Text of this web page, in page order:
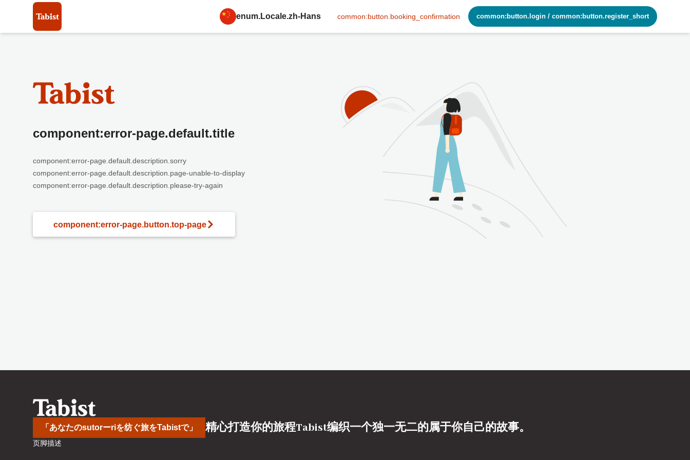
enum.Locale.zh-Hans common:button.booking_confirmation common:button.login / common:button.register_short
component:error-page.default.title
component:error-page.default.description.sorry
component:error-page.default.description.page-unable-to-display
component:error-page.default.description.please-try-again
component:error-page.button.top-page
「あなたのsutorーriを纺ぐ旅をTabistで」 精心打造你的旅程Tabist编织一个独一无二的属于你自己的故事。
页脚描述